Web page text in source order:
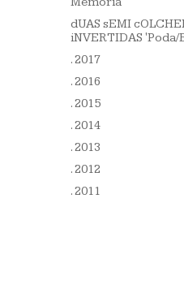
dUAS sEMI
iNVERTIDAS 'Poda/
. 2017
. 2016
. 2015
. 2014
. 2013
. 2012
. 2011